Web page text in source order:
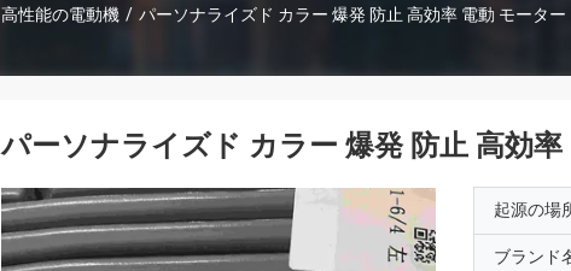
高性能の電動機 / パーソナライズド カラー 爆発 防止 高効率 電動 モータ
パーソナライズド カラー 爆発 防止 高効
起源の場
ブランド